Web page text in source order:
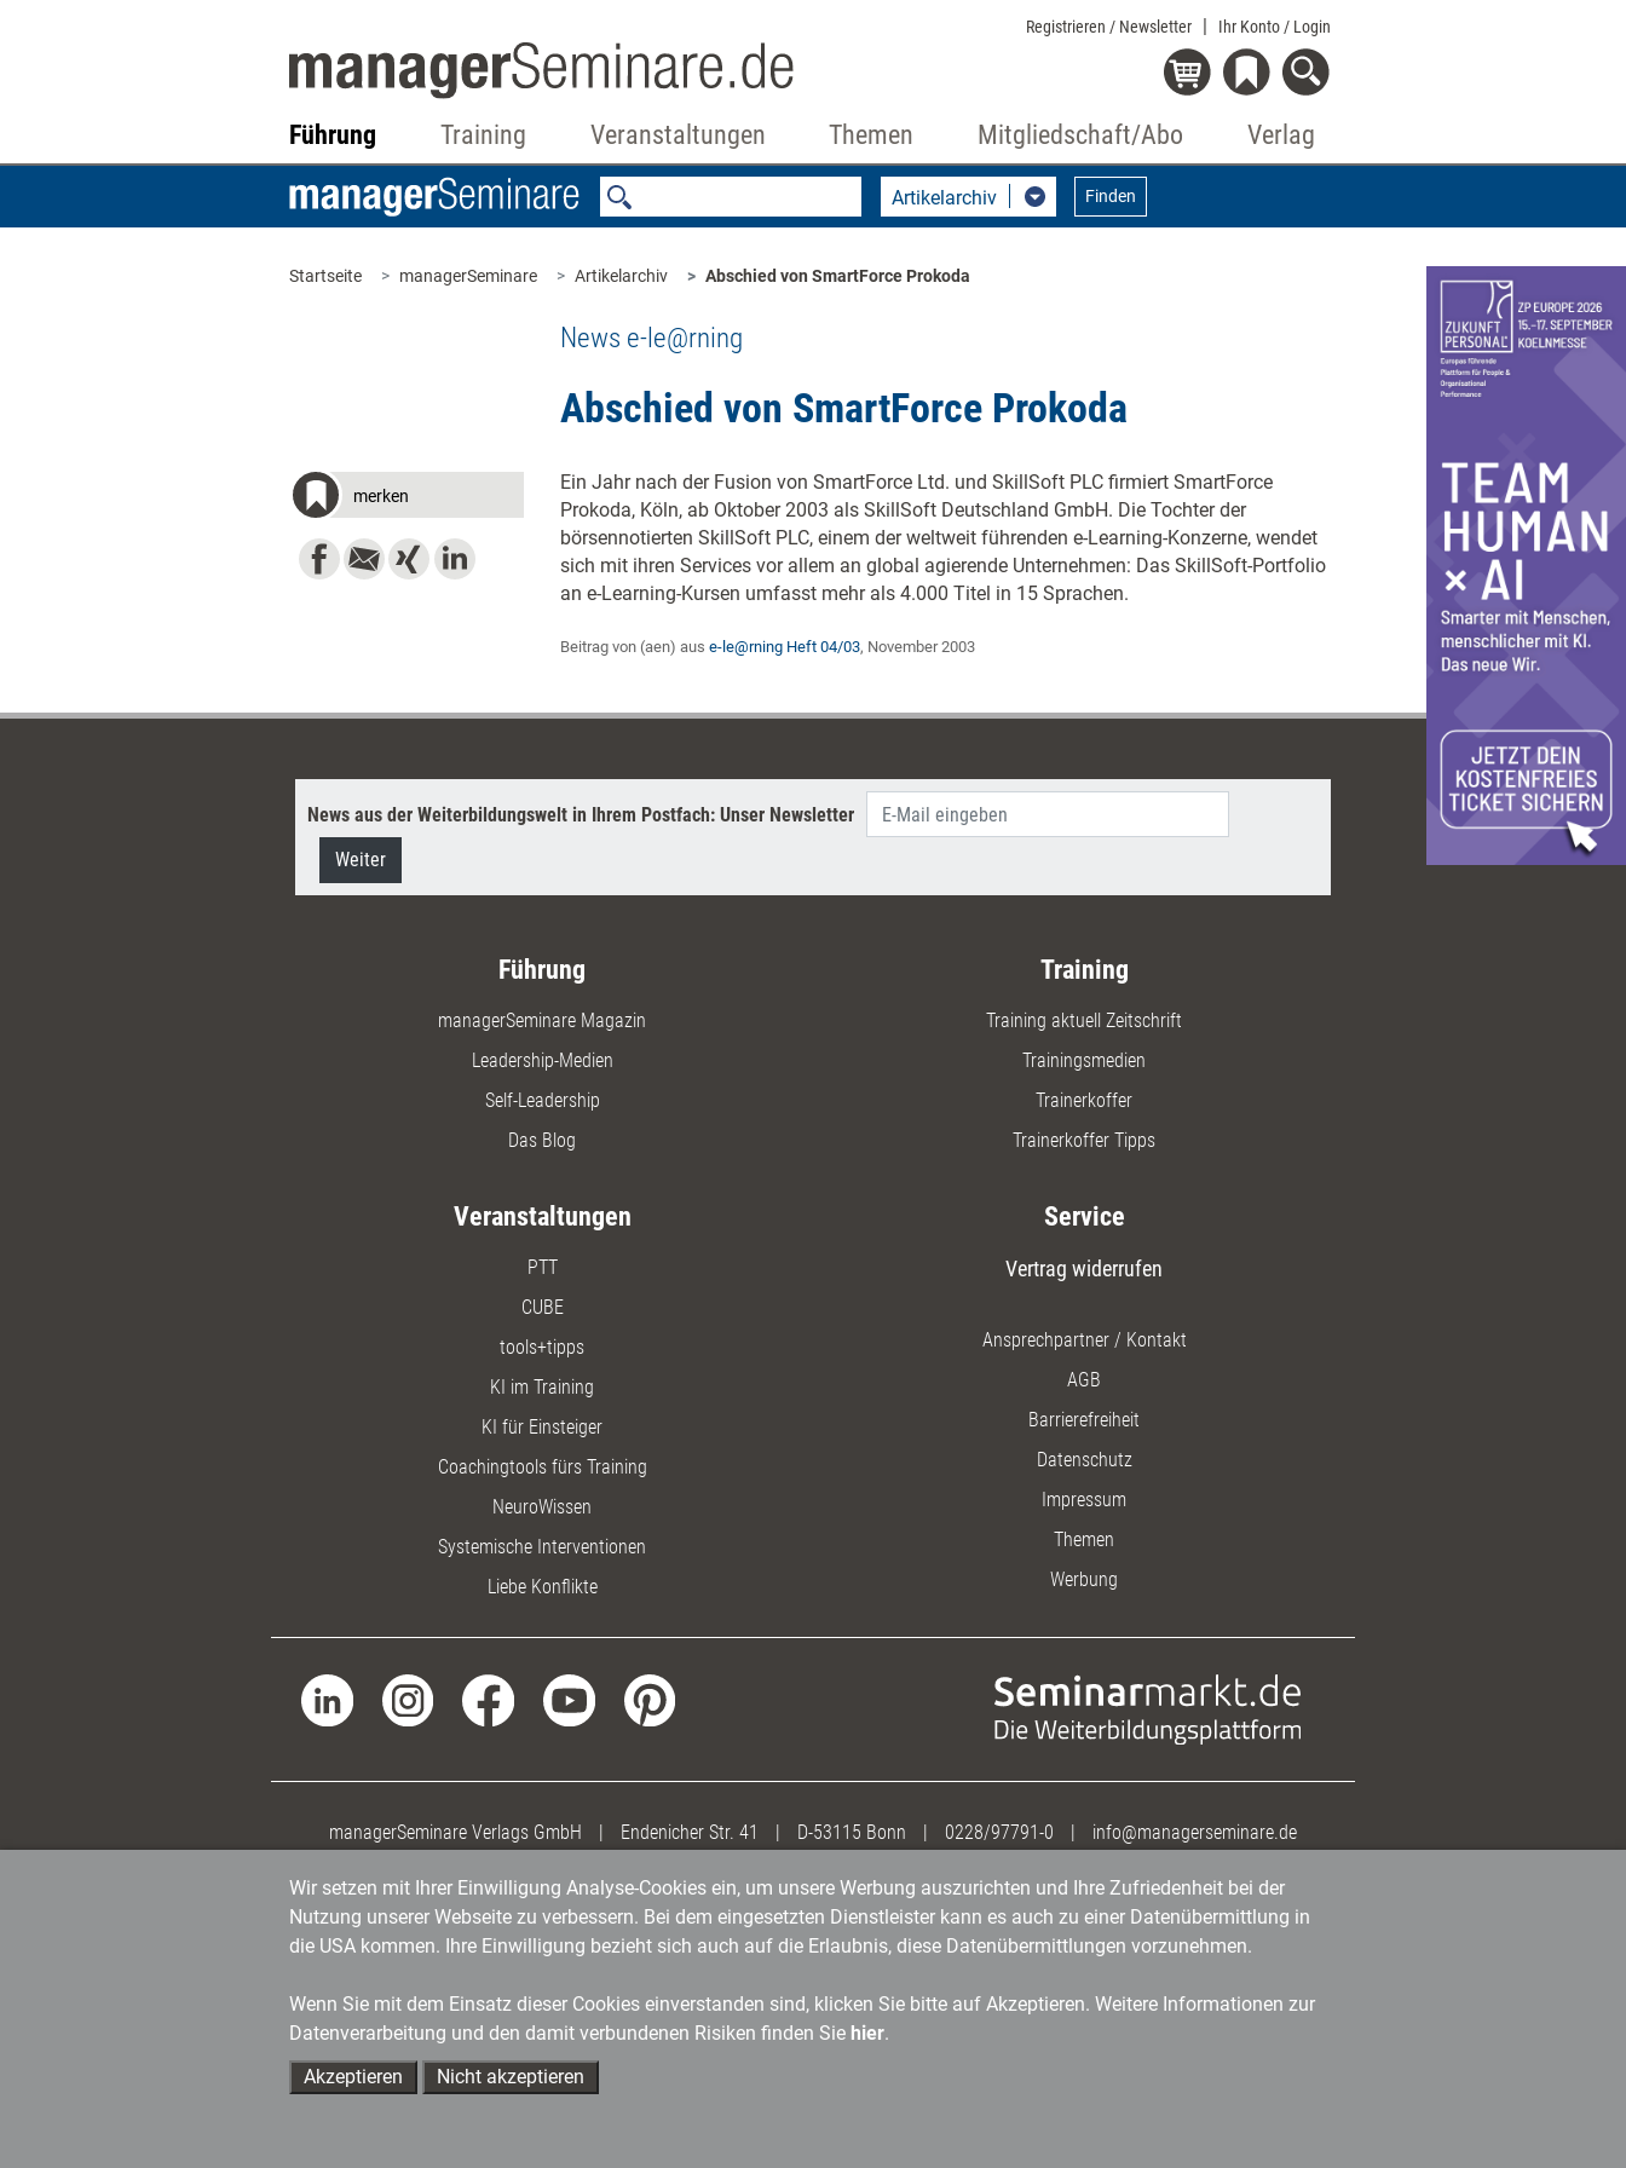
Registrieren / Newsletter Ihr Konto / Login
Führung Training Veranstaltungen Themen Mitgliedschaft/Abo Verlag
Artikelarchiv Finden
Startseite managerSeminare Artikelarchiv Abschied von SmartForce Prokoda
News e-le@rning
Abschied von SmartForce Prokoda
merken
Ein Jahr nach der Fusion von SmartForce Ltd. und SkillSoft PLC firmiert SmartForce
Prokoda, Köln, ab Oktober 2003 als SkillSoft Deutschland GmbH. Die Tochter der
börsennotierten SkillSoft PLC, einem der weltweit führenden e-Learning-Konzerne, wendet
sich mit ihren Services vor allem an global agierende Unternehmen: Das SkillSoft-Portfolio
an e-Learning-Kursen umfasst mehr als 4.000 Titel in 15 Sprachen.
Beitrag von (aen) aus e-le@rning Heft 04/03, November 2003
News aus der Weiterbildungswelt in Ihrem Postfach: Unser Newsletter
Weiter
Führung
managerSeminare Magazin
Leadership-Medien
Self-Leadership
Das Blog
Training
Training aktuell Zeitschrift
Trainingsmedien
Trainerkoffer
Trainerkoffer Tipps
Veranstaltungen
PTT
CUBE
tools+tipps
KI im Training
KI für Einsteiger
Coachingtools fürs Training
NeuroWissen
Systemische Interventionen
Liebe Konflikte
Service
Vertrag widerrufen
Ansprechpartner / Kontakt
AGB
Barrierefreiheit
Datenschutz
Impressum
Themen
Werbung
managerSeminare Verlags GmbH | Endenicher Str. 41 | D-53115 Bonn | 0228/97791-0 | info@managerseminare.de
Wir setzen mit Ihrer Einwilligung Analyse-Cookies ein, um unsere Werbung auszurichten und Ihre Zufriedenheit bei der
Nutzung unserer Webseite zu verbessern. Bei dem eingesetzten Dienstleister kann es auch zu einer Datenübermittlung in
die USA kommen. Ihre Einwilligung bezieht sich auch auf die Erlaubnis, diese Datenübermittlungen vorzunehmen.
Wenn Sie mit dem Einsatz dieser Cookies einverstanden sind, klicken Sie bitte auf Akzeptieren. Weitere Informationen zur
Datenverarbeitung und den damit verbundenen Risiken finden Sie hier.
Akzeptieren
Nicht akzeptieren